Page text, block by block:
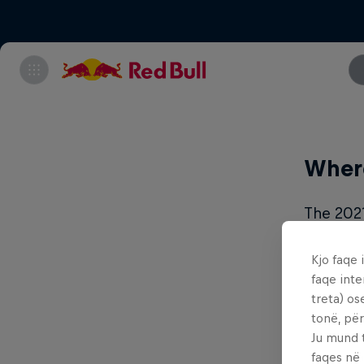
The
The
Kjo faqe
faqe
treta)
tonë,
Ju
faqes